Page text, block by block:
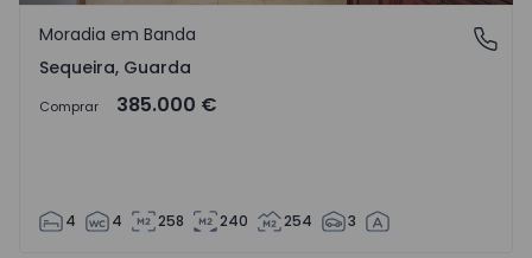
Sequeira, Guarda
Moradia em Banda
Sequeira, Guarda
Comprar 385.000 €
4 4 258 240 254 3